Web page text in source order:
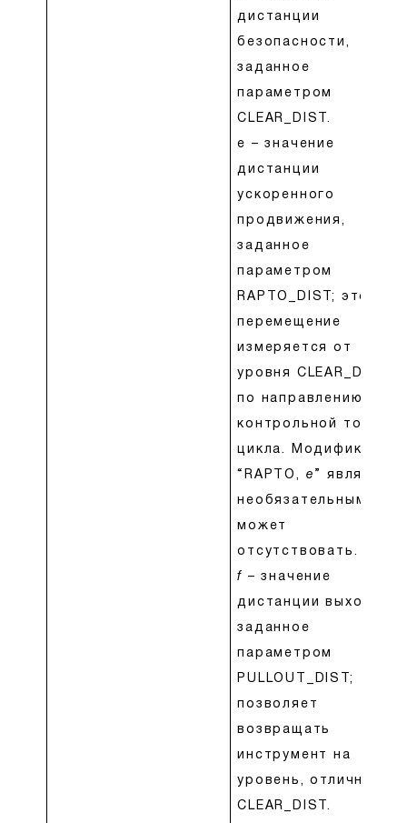
дистанции
безопасности,
заданное
параметром
CLEAR_DIST.
e – значение
дистанции
ускоренного
продвижения,
заданное
параметром
RAPTO_DIST; это
перемещение
измеряется от
уровня CLEAR_DIST
по направлению к
контрольной точке
цикла. Модификатор
“RAPTO, e ” является
необязательным и
может
отсутствовать.
f – значение
дистанции выхода,
заданное
параметром
PULLOUT_DIST;
позволяет
возвращать
инструмент на
уровень, отличный от
CLEAR_DIST.